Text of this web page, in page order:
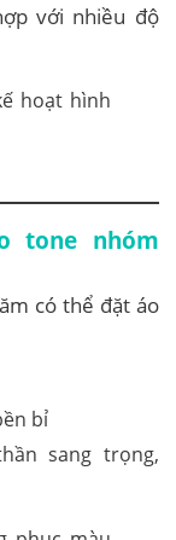
với nhiều độ
tone nhóm
có thể đặt áo
bỉ
sang trọng,